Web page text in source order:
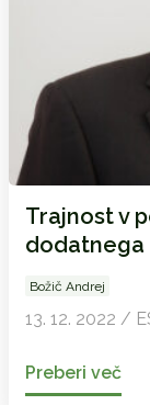
Trajnost v
dodatnega
Božič Andrej
13. 12. 2022 /
Preberi več